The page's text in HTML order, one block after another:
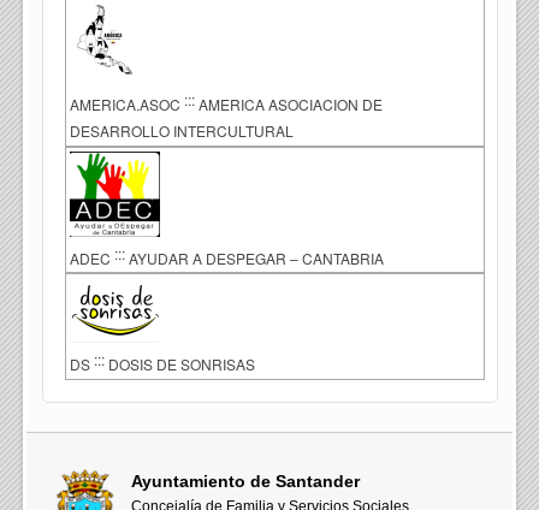
AMERICA.ASOC ::: AMERICA ASOCIACION DE
DESARROLLO INTERCULTURAL
ADEC ::: AYUDAR A DESPEGAR – CANTABRIA
DS ::: DOSIS DE SONRISAS
Ayuntamiento de Santander
Concejalía de Familia y Servicios Sociales